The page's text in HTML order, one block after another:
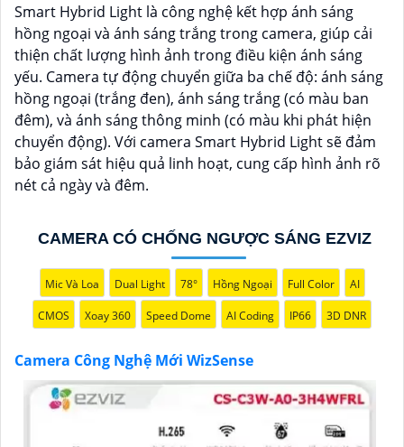
báo giả mạo. Ngoài ra, camera còn hỗ trợ quan sát rõ
nét trong điều kiện ánh sáng yếu nhờ công nghệ
Starlight và các tính năng này giúp nâng cao hiệu quả
giám sát và bảo vệ an ninh tốt hơn.
Smart Hybrid Light là công nghệ kết hợp ánh sáng
hồng ngoại và ánh sáng trắng trong camera, giúp cải
thiện chất lượng hình ảnh trong điều kiện ánh sáng
yếu. Camera tự động chuyển giữa ba chế độ: ánh sáng
hồng ngoại (trắng đen), ánh sáng trắng (có màu ban
đêm), và ánh sáng thông minh (có màu khi phát hiện
chuyển động). Với camera Smart Hybrid Light sẽ đảm
bảo giám sát hiệu quả linh hoạt, cung cấp hình ảnh rõ
nét cả ngày và đêm.
CAMERA CÓ CHỐNG NGƯỢC SÁNG EZVIZ
Mic Và Loa Dual Light 78° Hồng Ngoại Full Color AI
CMOS Xoay 360 Speed Dome AI Coding IP66 3D DNR
Camera Công Nghệ Mới WizSense